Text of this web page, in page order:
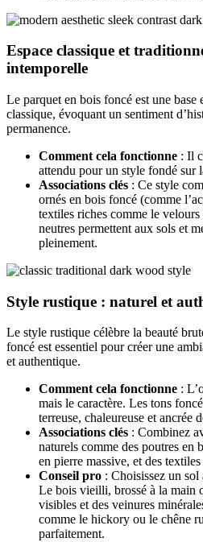
Espace classique et
intemporelle
Le parquet en bois foncé est une base
classique, évoquant un sentiment
permanence.
Comment cela fonctionne : Il
attendu pour un style fondé sur
Associations clés : Ce style
ornés en bois foncé (comme
textiles riches comme le
neutres permettent aux sols et
pleinement.
Style rustique : naturel et
Le style rustique célèbre la beauté
foncé est essentiel pour créer une
et authentique.
Comment cela fonctionne :
mais le caractère. Les tons
terreuse, chaleureuse et ancrée
Associations clés : Combinez
naturels comme des poutres en
en pierre massive, et des
Conseil pro : Choisissez un
Le bois vieilli, brossé à la main
visibles et des veinures
comme le hickory ou le chêne
parfaitement.